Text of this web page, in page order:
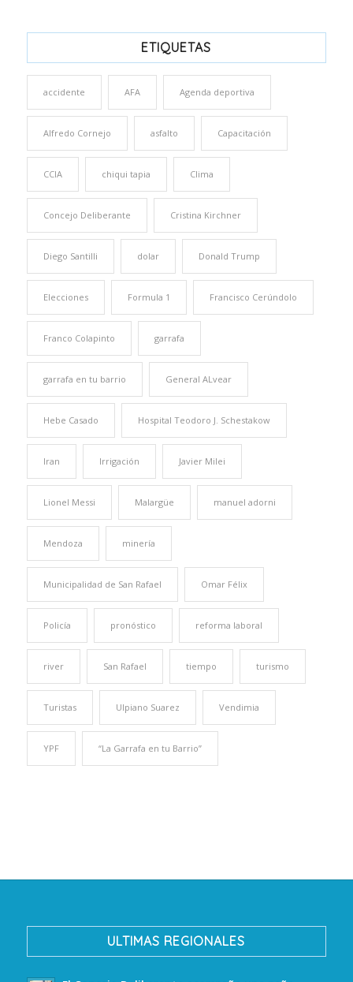
ETIQUETAS
accidente AFA Agenda deportiva
Alfredo Cornejo asfalto Capacitación
CCIA chiqui tapia Clima
Concejo Deliberante Cristina Kirchner
Diego Santilli dolar Donald Trump
Elecciones Formula 1 Francisco Cerúndolo
Franco Colapinto garrafa
garrafa en tu barrio General ALvear
Hebe Casado Hospital Teodoro J. Schestakow
Iran Irrigación Javier Milei
Lionel Messi Malargüe manuel adorni
Mendoza minería
Municipalidad de San Rafael Omar Félix
Policía pronóstico reforma laboral
river San Rafael tiempo turismo
Turistas Ulpiano Suarez Vendimia
YPF “La Garrafa en tu Barrio”
ULTIMAS REGIONALES